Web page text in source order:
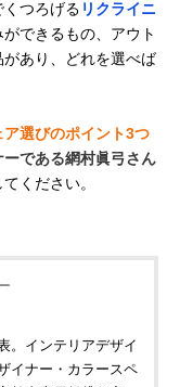
つろげる リクライニ
できるもの、アウト
があり、どれを選べば
ア選びのポイント3つ
である網村眞弓さん
ください。
。インテリアデザイ
イナー・カラースペ